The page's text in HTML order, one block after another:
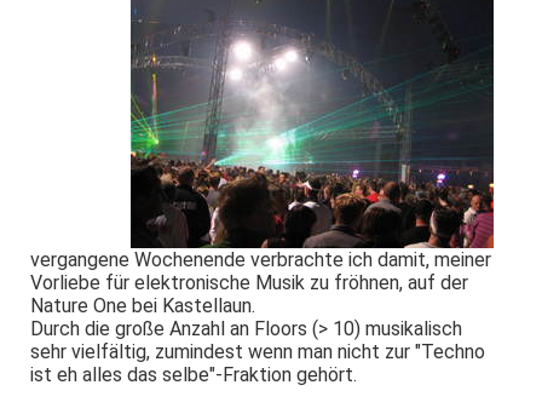
vergangene Wochenende verbrachte ich damit, meiner
Vorliebe für elektronische Musik zu fröhnen, auf der
Nature One bei Kastellaun.
Durch die große Anzahl an Floors (> 10) musikalisch
sehr vielfältig, zumindest wenn man nicht zur "Techno
ist eh alles das selbe"-Fraktion gehört.